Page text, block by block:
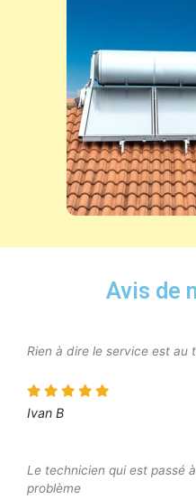
Avis de
Rien à dire le service est au
Ivan B
Le technicien qui est passé
problème